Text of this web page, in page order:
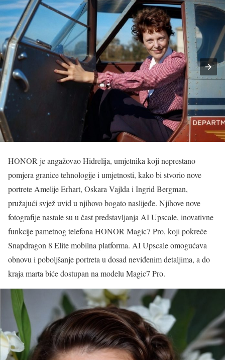
HONOR je angažovao Hidrelija, umjetnika koji neprestano
pomjera granice tehnologije i umjetnosti, kako bi stvorio nove
portrete Amelije Erhart, Oskara Vajlda i Ingrid Bergman,
pružajući svjež uvid u njihovo bogato naslijeđe. Njihove nove
fotografije nastale su u čast predstavljanja AI Upscale, inovativne
funkcije pametnog telefona HONOR Magic7 Pro, koji pokreće
Snapdragon 8 Elite mobilna platforma. AI Upscale omogućava
obnovu i poboljšanje portreta u dosad neviđenim detaljima, a do
kraja marta biće dostupan na modelu Magic7 Pro.